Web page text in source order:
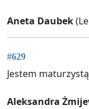
Aneta Daubek
#629
Jestem maturzystą
Aleksandra